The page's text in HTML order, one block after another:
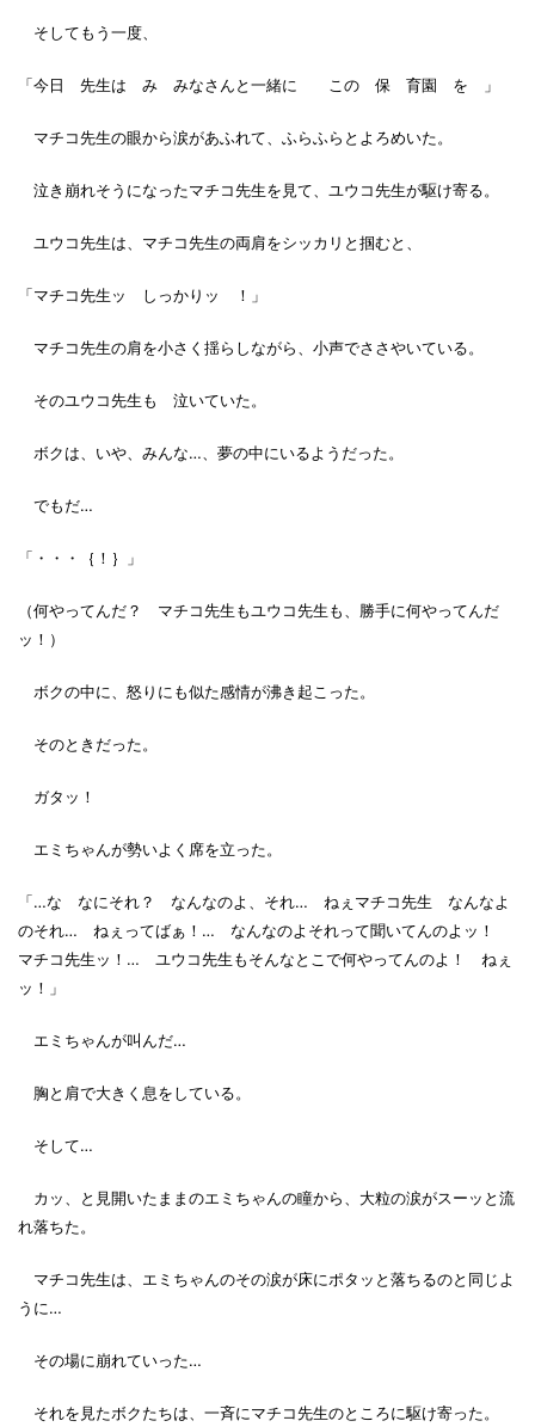
そしてもう一度、
「今日 先生は み みなさんと一緒に この 保 育園 を 」
マチコ先生の眼から涙があふれて、ふらふらとよろめいた。
泣き崩れそうになったマチコ先生を見て、ユウコ先生が駆け寄る。
ユウコ先生は、マチコ先生の両肩をシッカリと掴むと、
「マチコ先生ッ しっかりッ ！」
マチコ先生の肩を小さく揺らしながら、小声でささやいている。
そのユウコ先生も 泣いていた。
ボクは、いや、みんな…、夢の中にいるようだった。
でもだ…
「・・・｛！｝」
（何やってんだ？ マチコ先生もユウコ先生も、勝手に何やってんだ
ッ！）
ボクの中に、怒りにも似た感情が沸き起こった。
そのときだった。
ガタッ！
エミちゃんが勢いよく席を立った。
「…な なにそれ？ なんなのよ、それ… ねぇマチコ先生 なんなよ
のそれ… ねぇってばぁ！… なんなのよそれって聞いてんのよッ！
マチコ先生ッ！… ユウコ先生もそんなとこで何やってんのよ！ ねぇ
ッ！」
エミちゃんが叫んだ…
胸と肩で大きく息をしている。
そして…
カッ、と見開いたままのエミちゃんの瞳から、大粒の涙がスーッと流
れ落ちた。
マチコ先生は、エミちゃんのその涙が床にポタッと落ちるのと同じよ
うに…
その場に崩れていった…
それを見たボクたちは、一斉にマチコ先生のところに駆け寄った。